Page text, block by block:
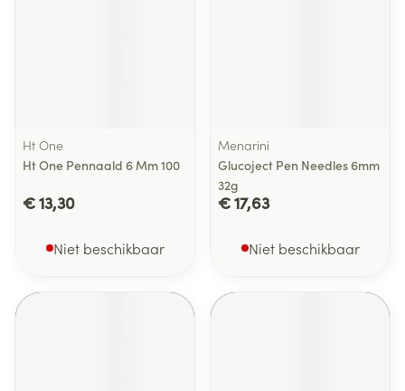
Ht One
Ht One Pennaald 6 Mm 100
€ 13,30
Niet beschikbaar
Menarini
Glucoject Pen Needles 6mm
32g
€ 17,63
Niet beschikbaar